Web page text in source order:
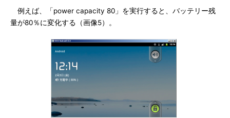
例えば、「power capacity 80」を実行すると、バッテリー残
量が80％に変化する（画像5）。